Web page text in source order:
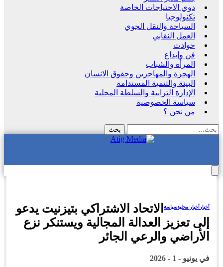
دوي الاحتياجات الخاصة
تكنولوجيا
السياحة والنقل الجوي
العمل النقابي
حوادث
فن وإبداع
المرأة والشباب
الهجرة والمهاجرين وحقوق الانسان
البيئة والتنمية المستدامة
الإدارة الترابية والسلطة المحلية
سياسة الخصوصية
من نحن ؟
أخبار أخبار محليةسياسة
الاتحاد الاشتراكي بتيزنيت يدعو
إلى تعزيز العدالة المجالية ويستنكر نزع
الأراضي والرعي الجائر
في يونيو - 1 - 2026